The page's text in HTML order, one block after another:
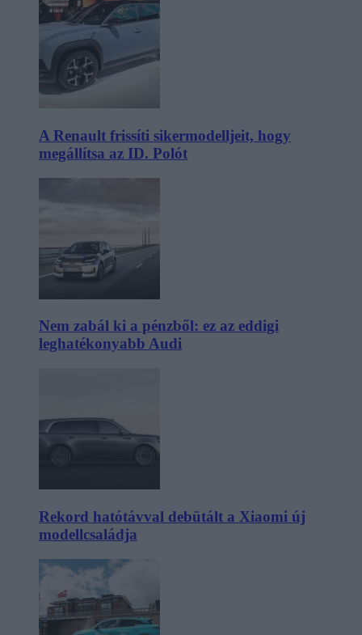
A Renault frissíti sikermodelljeit, hogy
megállítsa az ID. Polót
Nem zabál ki a pénzből: ez az eddigi
leghatékonyabb Audi
Rekord hatótávval debütált a Xiaomi új
modellcsaládja